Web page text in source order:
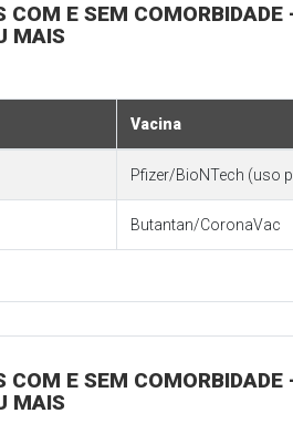
E SEM
MAIS
Vacina
Pfizer/BioNTech (uso
Butantan/CoronaVac
E SEM
MAIS